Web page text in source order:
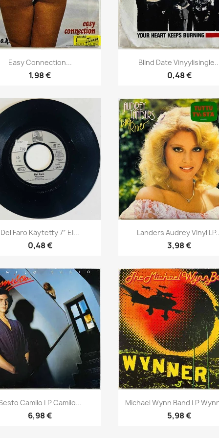
Pikakatselu
Easy Connection...
1,98 €
Pikakatselu
Blind Date Vinyylisingle...
0,48 €
Pikakatselu
Del Faro Käytetty 7” Ei...
0,48 €
Pikakatselu
Landers Audrey Vinyl
3,98 €
Pikakatselu
Camilo LP Camilo...
6,98 €
Pikakatselu
Michael Wynn Band LP
5,98 €